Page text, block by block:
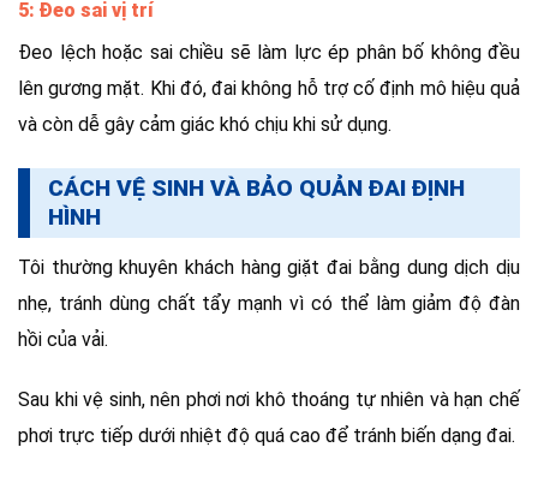
5: Đeo sai vị trí
Đeo lệch hoặc sai chiều sẽ làm lực ép phân bố không đều
lên gương mặt. Khi đó, đai không hỗ trợ cố định mô hiệu quả
và còn dễ gây cảm giác khó chịu khi sử dụng.
CÁCH VỆ SINH VÀ BẢO QUẢN ĐAI ĐỊNH
HÌNH
Tôi thường khuyên khách hàng giặt đai bằng dung dịch dịu
nhẹ, tránh dùng chất tẩy mạnh vì có thể làm giảm độ đàn
hồi của vải.
Sau khi vệ sinh, nên phơi nơi khô thoáng tự nhiên và hạn chế
phơi trực tiếp dưới nhiệt độ quá cao để tránh biến dạng đai.